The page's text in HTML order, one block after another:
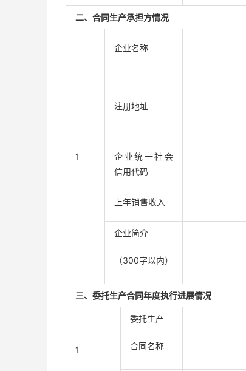
二、合同生产承担方情况
1
企业名称
注册地址
企业统一社会
信用代码
上年销售收入
企业简介
（300字以内）
三、委托生产合同年度执行进展情况
1
委托生产
合同名称